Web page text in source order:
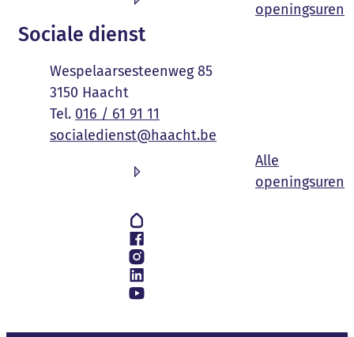
openingsuren
Sociale dienst
AdresWespelaarsesteenweg 85
,3150 Haacht
016 / 61 91 11
E-mailsocialedienst@haacht.be
Alle
openingsuren
Volg ons op